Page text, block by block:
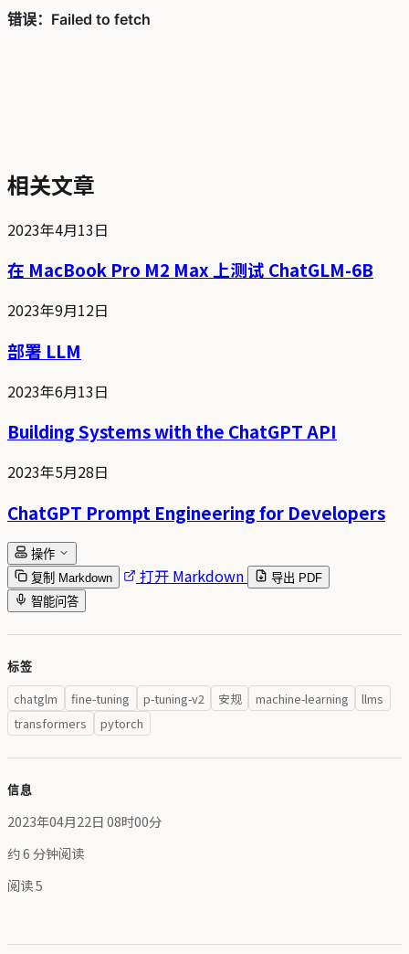
相关文章
2023年4月13日
在 MacBook Pro M2 Max 上测试 ChatGLM-6B
2023年9月12日
部署 LLM
2023年6月13日
Building Systems with the ChatGPT API
2023年5月28日
ChatGPT Prompt Engineering for Developers
操作
复制 Markdown
打开 Markdown
导出 PDF
智能问答
标签
chatglm fine-tuning p-tuning-v2 安规 machine-learning
llms
transformers
pytorch
信息
2023年04月22日 08时00分
约 6 分钟阅读
阅读5